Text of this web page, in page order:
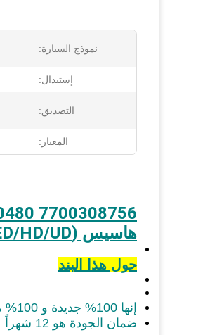
نموذج السيارة:
إستبدال:
التصديق:
المعيار:
هاسيس (ED/HD/UD) 2.5 D
حول هذا البند
إنها 100% جديدة و 100% مراقبة قبل التسليم
ضمان الجودة هو 12 شهراً